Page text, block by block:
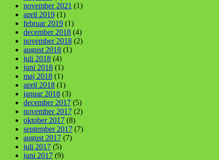
november 2021 (1)
april 2019 (1)
februar 2019 (1)
december 2018 (4)
november 2018 (2)
august 2018 (1)
juli 2018 (4)
juni 2018 (1)
maj 2018 (1)
april 2018 (1)
januar 2018 (3)
december 2017 (5)
november 2017 (2)
oktober 2017 (8)
september 2017 (7)
august 2017 (7)
juli 2017 (5)
juni 2017 (9)